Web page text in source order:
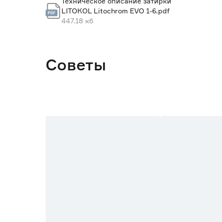
Устойчивая к истиранию
LITOKOL Litochrom EVO 1-6.pdf
447.18 кб
Советы